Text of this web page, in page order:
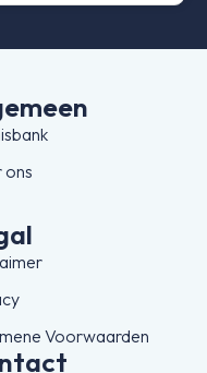
ons
Voorwaarden